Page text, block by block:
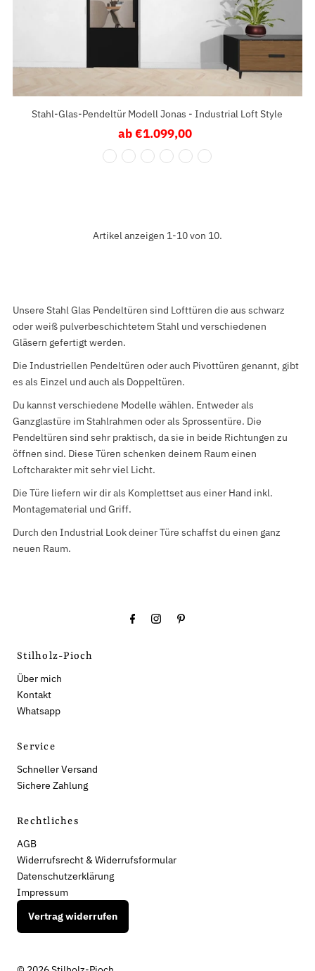
Stahl-Glas-Pendeltür Modell Jonas - Industrial Loft Style
Regulärer
Preis
ab €1.099,00
Artikel anzeigen 1-10 von 10.
Unsere Stahl Glas Pendeltüren sind Lofttüren die aus schwarz
oder weiß pulverbeschichtetem Stahl und verschiedenen
Gläsern gefertigt werden.
Die Industriellen Pendeltüren oder auch Pivottüren genannt, gibt
es als Einzel und auch als Doppeltüren.
Du kannst verschiedene Modelle wählen. Entweder als
Ganzglastüre im Stahlrahmen oder als Sprossentüre. Die
Pendeltüren sind sehr praktisch, da sie in beide Richtungen zu
öffnen sind. Diese Türen schenken deinem Raum einen
Loftcharakter mit sehr viel Licht.
Die Türe liefern wir dir als Komplettset aus einer Hand inkl.
Montagematerial und Griff.
Durch den Industrial Look deiner Türe schaffst du einen ganz
neuen Raum.
Stilholz-Pioch
Über mich
Kontakt
Whatsapp
Service
Schneller Versand
Sichere Zahlung
Rechtliches
AGB
Widerrufsrecht & Widerrufsformular
Datenschutzerklärung
Impressum
Vertrag widerrufen